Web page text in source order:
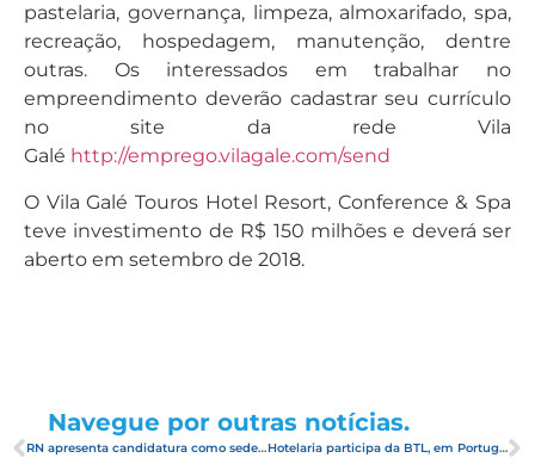
pastelaria, governança, limpeza, almoxarifado, spa,
recreação, hospedagem, manutenção, dentre
outras. Os interessados em trabalhar no
empreendimento deverão cadastrar seu currículo
no site da rede Vila
Galé http://emprego.vilagale.com/send
O Vila Galé Touros Hotel Resort, Conference & Spa
teve investimento de R$ 150 milhões e deverá ser
aberto em setembro de 2018.
Navegue por outras notícias.
RN apresenta candidatura como sede dos Jogos Escolares da Juventude Hotelaria participa da BTL, em Portugal